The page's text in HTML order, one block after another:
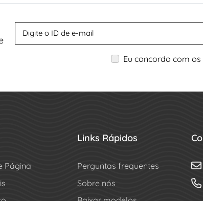
Eu concordo com
Página
Links Rápidos
Perguntas frequentes
Sobre nós